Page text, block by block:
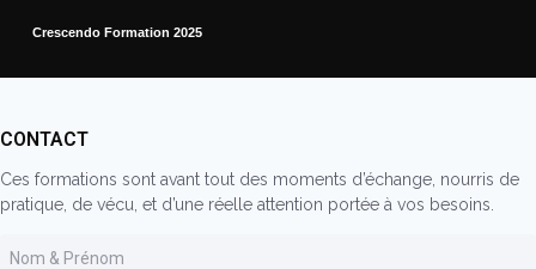
Crescendo Formation 2025
CONTACT
Ces formations sont avant tout des moments d’échange, nourris de
pratique, de vécu, et d’une réelle attention portée à vos besoins.